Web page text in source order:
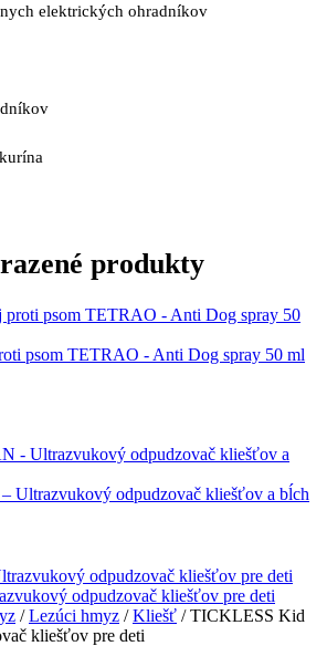
elektrických ohradníkov
produkty
psom TETRAO - Anti Dog spray 50 ml
Ultrazvukový odpudzovač kliešťov a bĺch
odpudzovač kliešťov pre deti
/Lezúci hmyz /Kliešť / TICKLESS Kid
kliešťov pre deti